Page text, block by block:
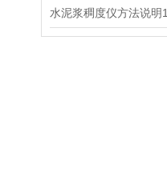
水泥浆稠度仪方法说明1